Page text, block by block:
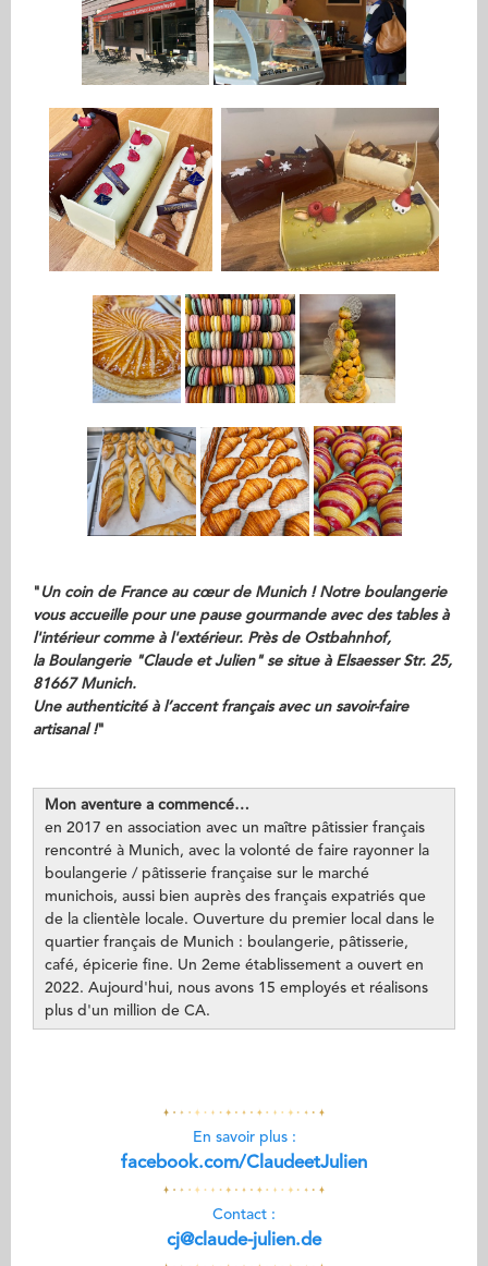
" Un coin de France au cœur de Munich ! Notre boulangerie
vous accueille pour une pause gourmande avec des tables à
l'intérieur comme à l'extérieur. Près de Ostbahnhof,
la Boulangerie "Claude et Julien" se situe à Elsaesser Str. 25,
81667 Munich.
Une authenticité à l’accent français avec un savoir-faire
artisanal !"
Mon aventure a commencé…
en 2017 en association avec un maître pâtissier français
rencontré à Munich, avec la volonté de faire rayonner la
boulangerie / pâtisserie française sur le marché
munichois, aussi bien auprès des français expatriés que
de la clientèle locale. Ouverture du premier local dans le
quartier français de Munich : boulangerie, pâtisserie,
café, épicerie fine. Un 2eme établissement a ouvert en
2022. Aujourd'hui, nous avons 15 employés et réalisons
plus d'un million de CA.
En savoir plus :
facebook.com/ClaudeetJulien
Contact :
cj@claude-julien.de